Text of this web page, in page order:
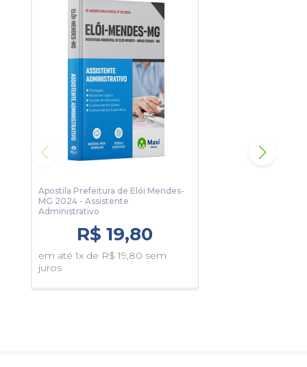
algumas páginas da apostila.
Apostila Prefeitura de Elói Mendes-
MG 2024 - Assistente
Administrativo
R$ 19,80
em até 1x de R$ 19,80 sem
juros